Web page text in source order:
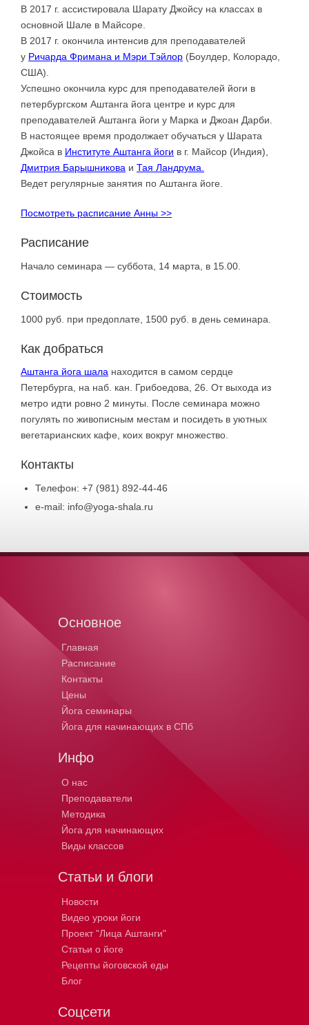
В 2017 г. ассистировала Шарату Джойсу на классах в
основной Шале в Майсоре.
В 2017 г. окончила интенсив для преподавателей
у Ричарда Фримана и Мэри Тэйлор (Боулдер, Колорадо,
США).
Успешно окончила курс для преподавателей йоги в
петербургском Аштанга йога центре и курс для
преподавателей Аштанга йоги у Марка и Джоан Дарби.
В настоящее время продолжает обучаться у Шарата
Джойса в Институте Аштанга йоги в г. Майсор (Индия),
Дмитрия Барышникова и Тая Ландрума.
Ведет регулярные занятия по Аштанга йоге.
Посмотреть расписание Анны >>
Расписание
Начало семинара — суббота, 14 марта, в 15.00.
Стоимость
1000 руб. при предоплате, 1500 руб. в день семинара.
Как добраться
Аштанга йога шала находится в самом сердце
Петербурга, на наб. кан. Грибоедова, 26. От выхода из
метро идти ровно 2 минуты. После семинара можно
погулять по живописным местам и посидеть в уютных
вегетарианских кафе, коих вокруг множество.
Контакты
Телефон: +7 (981) 892-44-46
e-mail: info@yoga-shala.ru
Основное
Главная
Расписание
Контакты
Цены
Йога семинары
Йога для начинающих в СПб
Инфо
О нас
Преподаватели
Методика
Йога для начинающих
Виды классов
Статьи и блоги
Новости
Видео уроки йоги
Проект "Лица Аштанги"
Статьи о йоге
Рецепты йоговской еды
Блог
Соцсети